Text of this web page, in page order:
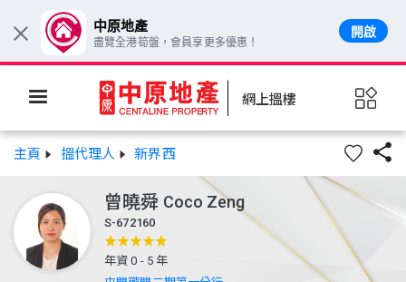
網上搵樓
主頁 搵代理人 新界西 
曾曉舜 Coco Zeng
S-672160
年資 0 - 5 年
× 中原地產
盡覽全港筍盤，會員享更多優惠！
開啟